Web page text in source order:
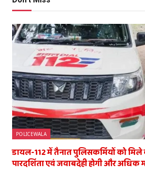
POLICEWALA
डायल-112 में तैनात पुलिसकर्मियों को मिले
पारदर्शिता एवं जवाबदेही होगी और